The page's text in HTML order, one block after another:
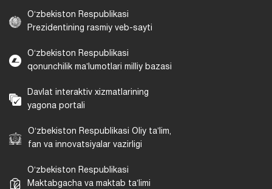
Oʻzbekiston Respublikasi
Prezidentining rasmiy veb-sayti
Oʻzbekiston Respublikasi
qonunchilik maʼlumotlari milliy bazasi
Davlat interaktiv xizmatlarining
yagona portali
Oʻzbekiston Respublikasi Oliy taʼlim,
fan va innovatsiyalar vazirligi
Oʻzbekiston Respublikasi
Maktabgacha va maktab taʼlimi